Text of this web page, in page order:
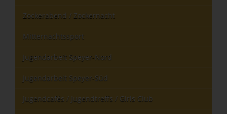
Zockerabend / Zockernacht
Mitternachtssport
Jugendarbeit Speyer-Nord
Jugendarbeit Speyer-Süd
Jugendcafés / Jugendtreffs / Girls Club